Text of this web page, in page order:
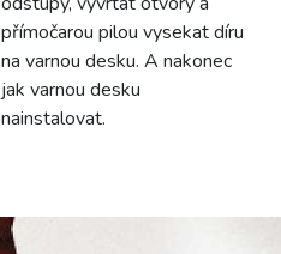
přímočarou pilou vysekat díru
na varnou desku. A nakonec
jak varnou desku
nainstalovat.